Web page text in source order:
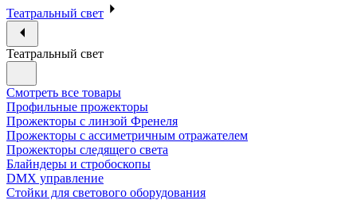
Театральный свет
Театральный свет
Смотреть все товары
Профильные прожекторы
Прожекторы с линзой Френеля
Прожекторы с ассиметричным отражателем
Прожекторы следящего света
Блайндеры и стробоскопы
DMX управление
Стойки для светового оборудования